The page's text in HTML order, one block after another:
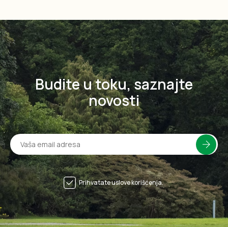
Budite u toku, saznajte
novosti
Prihvatate uslove korišćenja.